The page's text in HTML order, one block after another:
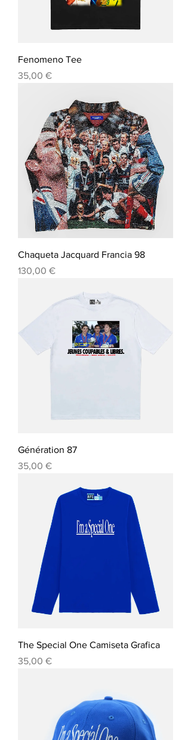
Fenomeno Tee
Precio
35,00 €
Chaqueta Jacquard Francia 98
Precio
130,00 €
Génération 87
Precio
35,00 €
The Special One Camiseta Grafica
Precio
35,00 €